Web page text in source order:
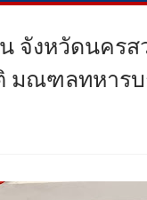
จังหวัดนครส
มณฑลทหารบ